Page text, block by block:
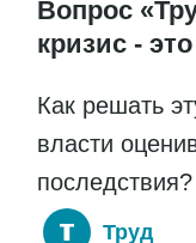
Вопрос
кризис -
Как решать
власти
последствия?
Труд